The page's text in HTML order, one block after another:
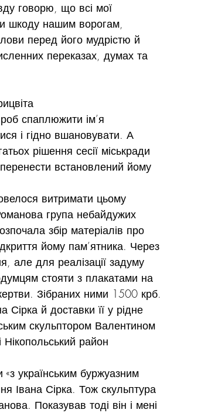
говорю, що всі мої
шкоду нашим ворогам,
перед його мудрістю й
переказах, думах та
спаплюжити ім’я
і гідно вшановувати. А
рішення сесії міськради
встановлений йому
витримати цьому
група небайдужих
збір матеріалів про
йому пам’ятника. Через
але для реалізації задуму
стояти з плакатами на
Зібраних ними 1500 крб.
Сірка й доставки її у рідне
скульптором Валентином
Нікопольський район
українським буржуазним
Івана Сірка. Тож скульптура
Показував тоді він і мені